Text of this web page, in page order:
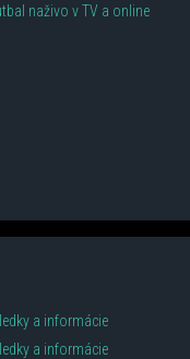
naživo v TV a online
a informácie
a informácie